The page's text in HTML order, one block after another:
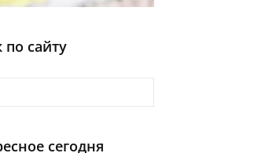
по сайту
сегодня